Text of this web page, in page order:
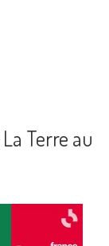
Terre au